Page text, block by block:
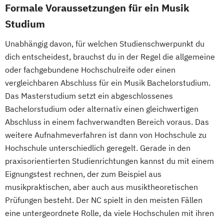
Formale Voraussetzungen für ein Musik
Studium
Unabhängig davon, für welchen Studienschwerpunkt du
dich entscheidest, brauchst du in der Regel die allgemeine
oder fachgebundene Hochschulreife oder einen
vergleichbaren Abschluss für ein Musik Bachelorstudium.
Das Masterstudium setzt ein abgeschlossenes
Bachelorstudium oder alternativ einen gleichwertigen
Abschluss in einem fachverwandten Bereich voraus. Das
weitere Aufnahmeverfahren ist dann von Hochschule zu
Hochschule unterschiedlich geregelt. Gerade in den
praxisorientierten Studienrichtungen kannst du mit einem
Eignungstest rechnen, der zum Beispiel aus
musikpraktischen, aber auch aus musiktheoretischen
Prüfungen besteht. Der NC spielt in den meisten Fällen
eine untergeordnete Rolle, da viele Hochschulen mit ihren